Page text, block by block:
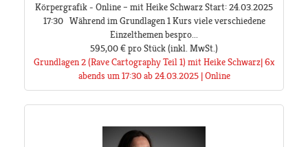
Körpergrafik - Online – mit Heike Schwarz Start: 24.03.2025
17:30 Während im Grundlagen 1 Kurs viele verschiedene
Einzelthemen bespro...
595,00 €pro Stück(inkl. MwSt.)
Grundlagen 2 (Rave Cartography Teil 1) mit Heike Schwarz| 6x
abends um 17:30 ab 24.03.2025 | Online